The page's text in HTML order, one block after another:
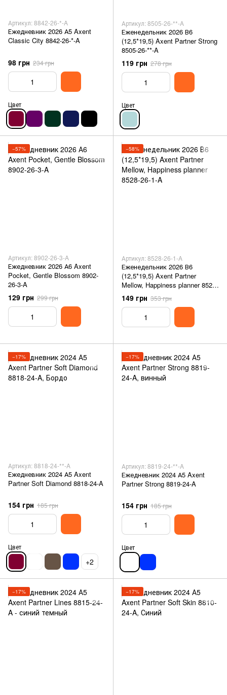
Артикул: 8842-26-*-A
Ежедневник 2026 А5 Axent
Classic City 8842-26-*-A
98 грн 234 грн
Цвет
Артикул: 8505-26-**-A
Еженедельник 2026 В6
(12,5*19,5) Axent Partner Strong
8505-26-**-A
119 грн 278 грн
Цвет
−57%
Артикул: 8902-26-3-A
Ежедневник 2026 А6 Axent
Pocket, Gentle Blossom 8902-
26-3-A
129 грн 299 грн
−58%
Артикул: 8528-26-1-A
Еженедельник 2026 В6
(12,5*19,5) Axent Partner
Mellow, Happiness planner 8528-
26-1-A
149 грн 353 грн
−17%
Артикул: 8818-24-**-A
Ежедневник 2024 А5 Axent
Partner Soft Diamond 8818-24-A
154 грн 185 грн
Цвет
+2
−17%
Артикул: 8819-24-**-A
Ежедневник 2024 А5 Axent
Partner Strong 8819-24-A
154 грн 185 грн
Цвет
−17% −17%